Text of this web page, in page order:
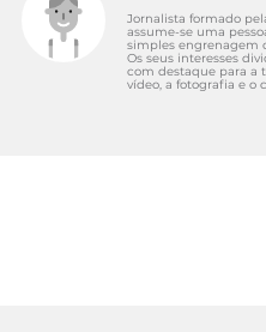
Jornalista formado
assume-se uma
simples engrenagem
Os seus interesses
com destaque para a
vídeo, a fotografia e o